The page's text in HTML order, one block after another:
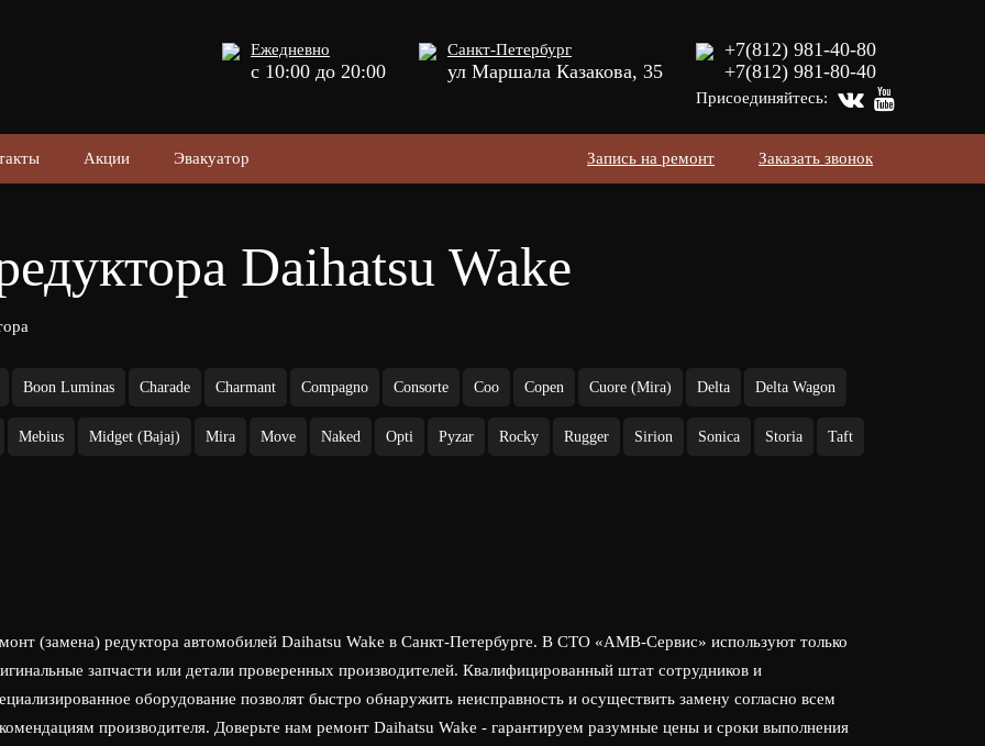
Ежедневно
с 10:00 до 20:00
Санкт-Петербург
ул Маршала Казакова, 35
+7(812) 981-40-80
+7(812) 981-80-40
Присоединяйтесь:
Акции Эвакуатор Заказать звонок
Запись на ремонт
Daihatsu Wake
Boon Luminas Charade Charmant Compagno Consorte Coo Copen Cuore (Mira) Delta Delta Wagon
Mebius Midget (Bajaj) Mira Move Naked Opti Pyzar Rocky Rugger Sirion Sonica Storia Taft
(замена) редуктора автомобилей Daihatsu Wake в Санкт-Петербурге. В СТО «АМВ-Сервис» используют только
запчасти или детали проверенных производителей. Квалифицированный штат сотрудников и
оборудование позволят быстро обнаружить неисправность и осуществить замену согласно всем
производителя. Доверьте нам ремонт Daihatsu Wake - гарантируем разумные цены и сроки выполнения